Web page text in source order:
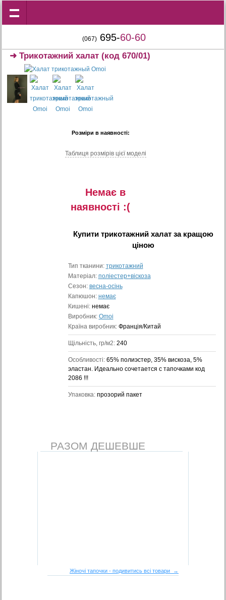
(067) 695-60-60
➜Трикотажний халат(код 670/01)
Розміри в наявності:
Таблиця розмiрiв цiєї моделi
Немає в
наявностi :(
Купити трикотажний халат за кращою
ціною
Тип тканини: трикотажний
Матеріал: поліестер+віскоза
Сезон: весна-осінь
Капюшон: немає
Кишені: немає
Виробник: Omoi
Країна виробник: Франція/Китай
Щільність, гр/м2: 240
Особливості: 65% полиэстер, 35% вискоза, 5%
эластан. Идеально сочетается с тапочками код
2086 !!!
Упаковка: прозорий пакет
РАЗОМ ДЕШЕВШЕ
Жіночі тапочки - подивитись всі товари →